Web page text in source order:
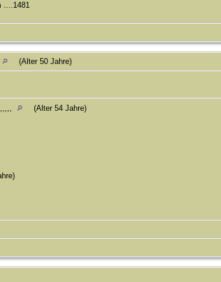
....1481
(Alter 50 Jahre)
(Alter 54 Jahre)